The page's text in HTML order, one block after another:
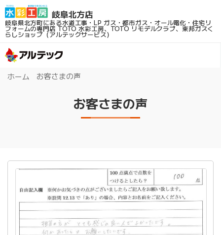
岐阜県北方町にある水道工事・LP ガス・都市ガス・オール電化・住宅リ
フォームの専門店TOTO 水彩工房、TOTO リモデルクラブ、東邦ガスく
らしショップ（アルテックサービス）
ホーム お客さまの声
お客さまの声